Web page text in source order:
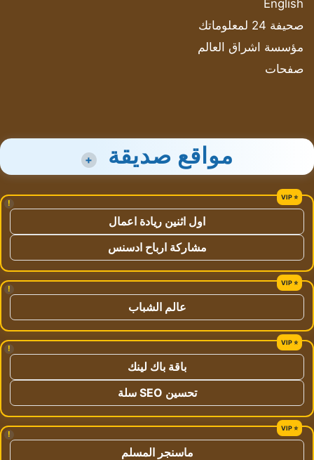
English
صحيفة 24 لمعلوماتك
مؤسسة اشراق العالم
صفحات
مواقع صديقة +
!
اول اثنين ريادة اعمال
مشاركة ارباح ادسنس
!
عالم الشباب
!
باقة باك لينك
تحسين SEO سلة
!
ماسنجر المسلم